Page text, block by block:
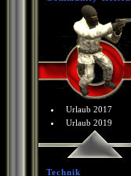
Urlaub 2017
Urlaub 2019
Technik